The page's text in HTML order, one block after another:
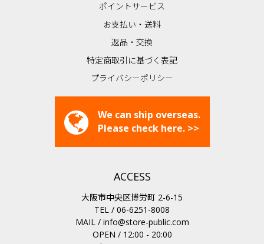
ポイントサービス
お支払い・送料
返品・交換
特定商取引に基づく表記
プライバシーポリシー
We can ship overseas.
Please check here. >>
ACCESS
大阪市中央区博労町 2-6-15
TEL / 06-6251-8008
MAIL / info@store-public.com
OPEN / 12:00 - 20:00